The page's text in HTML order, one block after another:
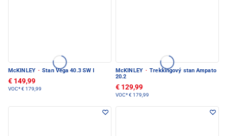
McKINLEY · Stan Vega 40.3 SW I
€ 149,99
VOC*€ 179,99
McKINLEY · Trekkingový stan Ampato
20.2
€ 129,99
VOC*€ 179,99